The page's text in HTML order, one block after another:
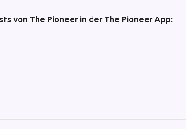
von The Pioneer in der The Pioneer App: